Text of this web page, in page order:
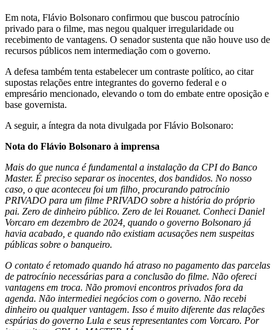
Em nota, Flávio Bolsonaro confirmou que buscou patrocínio
privado para o filme, mas negou qualquer irregularidade ou
recebimento de vantagens. O senador sustenta que não houve uso de
recursos públicos nem intermediação com o governo.
A defesa também tenta estabelecer um contraste político, ao citar
supostas relações entre integrantes do governo federal e o
empresário mencionado, elevando o tom do embate entre oposição e
base governista.
A seguir, a íntegra da nota divulgada por Flávio Bolsonaro:
Nota do Flávio Bolsonaro à imprensa
Mais do que nunca é fundamental a instalação da CPI do Banco
Master. É preciso separar os inocentes, dos bandidos. No nosso
caso, o que aconteceu foi um filho, procurando patrocínio
PRIVADO para um filme PRIVADO sobre a história do próprio
pai. Zero de dinheiro público. Zero de lei Rouanet. Conheci Daniel
Vorcaro em dezembro de 2024, quando o governo Bolsonaro já
havia acabado, e quando não existiam acusações nem suspeitas
públicas sobre o banqueiro.
O contato é retomado quando há atraso no pagamento das parcelas
de patrocínio necessárias para a conclusão do filme. Não ofereci
vantagens em troca. Não promovi encontros privados fora da
agenda. Não intermediei negócios com o governo. Não recebi
dinheiro ou qualquer vantagem. Isso é muito diferente das relações
espúrias do governo Lula e seus representantes com Vorcaro. Por